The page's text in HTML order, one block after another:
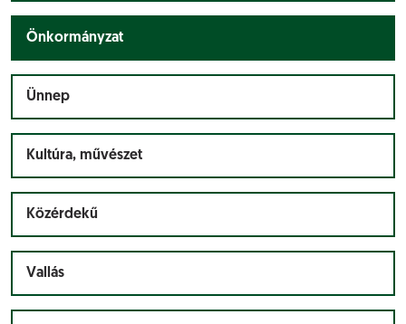
Önkormányzat
Ünnep
Kultúra, művészet
Közérdekű
Vallás